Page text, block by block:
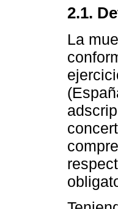
2.1.
La